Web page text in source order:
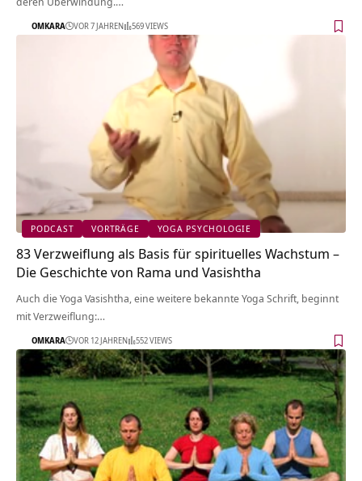
OMKARA VOR 7 JAHREN 569 VIEWS
PODCAST VORTRÄGE YOGA PSYCHOLOGIE
83 Verzweiflung als Basis für spirituelles Wachstum –
Die Geschichte von Rama und Vasishtha
Auch die Yoga Vasishtha, eine weitere bekannte Yoga Schrift, beginnt
mit Verzweiflung:…
OMKARA VOR 12 JAHREN 552 VIEWS